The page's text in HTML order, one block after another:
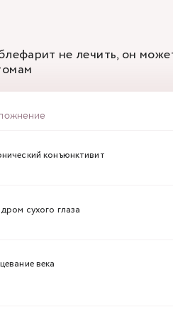
не лечить, он
конъюнктивит
сухого глаза
века